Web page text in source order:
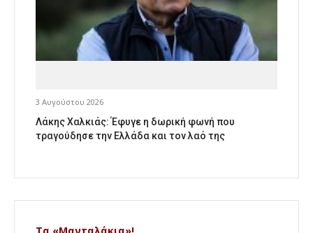
3 Αυγούστου 2026
Λάκης Χαλκιάς: Έφυγε η δωρική φωνή που
τραγούδησε την Ελλάδα και τον λαό της